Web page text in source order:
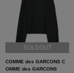
SOLDOUT
COMME des GARCONS C
OMME des GARCONS